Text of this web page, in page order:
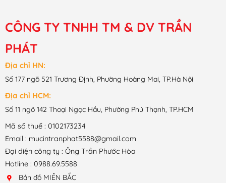
CÔNG TY TNHH TM & DV TRẦN
PHÁT
Địa chỉ HN:
Số 177 ngõ 521 Trương Định, Phường Hoàng Mai, TP.Hà Nội
Địa chỉ HCM:
Số 11 ngõ 142 Thoại Ngọc Hầu, Phường Phú Thạnh, TP.HCM
Mã số thuế : 0102173234
Email : mucintranphat5588@gmail.com
Đại diện công ty : Ông Trần Phước Hòa
Hotline : 0988.69.5588
Bản đồ MIỀN BẮC